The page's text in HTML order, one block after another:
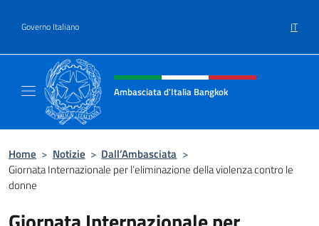
Governo Italiano IT
Intestazione sito, social e menù
Ambasciata d'Italia Bangkok
Home > Notizie > Dall’Ambasciata >
Giornata Internazionale per l’eliminazione della violenza contro le
donne